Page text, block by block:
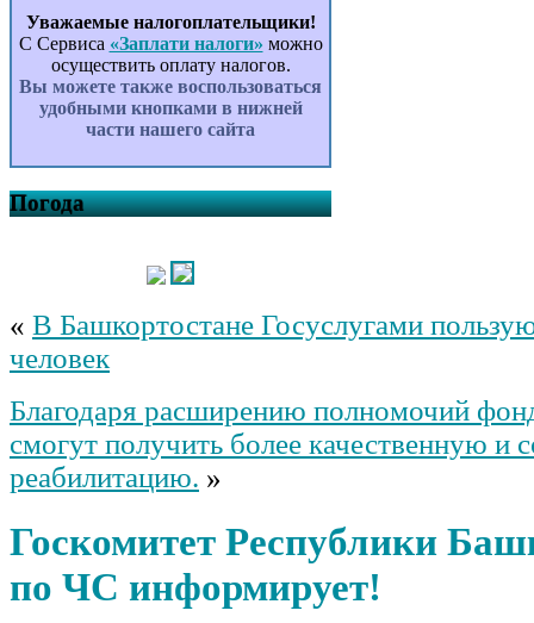
Уважаемые налогоплательщики!
С Сервиса «Заплати налоги» можно
осуществить оплату налогов.
Вы можете также воспользоваться
удобными кнопками в нижней
части нашего сайта
Погода
« В Башкортостане Госуслугами
человек
Благодаря расширению полномочий
смогут получить более качественную и
реабилитацию. »
Госкомитет Республики
по ЧС информирует!